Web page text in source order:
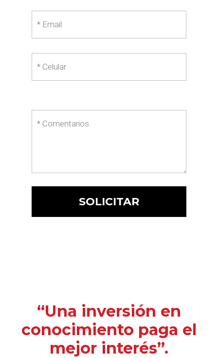
“Una inversión en
conocimiento paga el
mejor interés”.